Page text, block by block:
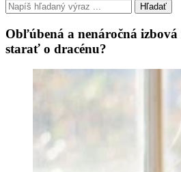
Hľadať
Obľúbená a nenáročná
starať o dracénu?